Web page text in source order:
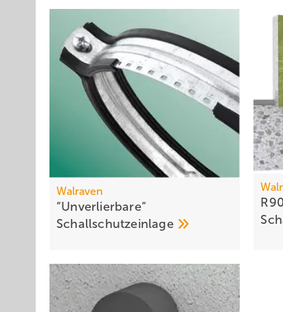
Walraven
“Unverlierbare“
Schallschutzeinlage